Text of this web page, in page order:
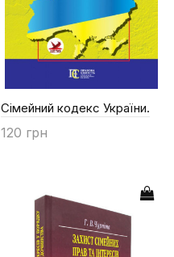
Сімейний кодекс України.
120 грн